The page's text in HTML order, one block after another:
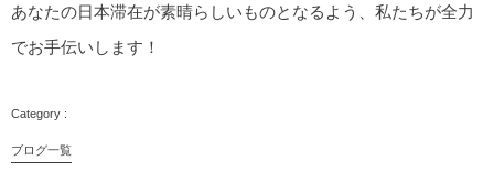
あなたの日本滞在が素晴らしいものとなるよう、私たちが全力
でお手伝いします！
ブログ一覧